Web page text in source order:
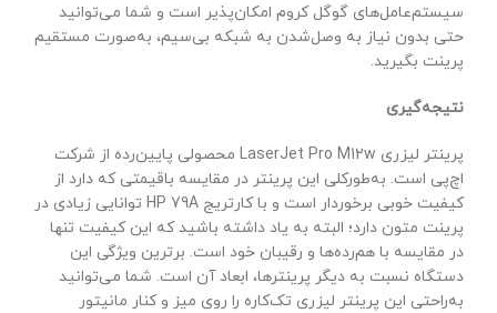
سیستم‌عامل‌های گوگل کروم امکان‌پذیر است و شما می‌توانید
حتی بدون نیاز به وصل‌شدن به شبکه بی‌سیم، به‌صورت مستقیم
پرینت بگیرید.
نتیجه‌گیری
پرینتر لیزری LaserJet Pro M12w محصولی پایین‌رده از شرکت
اچ‌پی است. به‌طورکلی این پرینتر در مقایسه باقیمتی که دارد از
کیفیت خوبی برخوردار است و با کارتریج HP 79A توانایی زیادی در
پرینت متون دارد؛ البته به یاد داشته باشید که این کیفیت تنها
در مقایسه با هم‌رده‌ها و رقیبان خود است. برترین ویژگی این
دستگاه نسبت به دیگر پرینترها، ابعاد آن است. شما می‌توانید
به‌راحتی این پرینتر لیزری تک‌کاره را روی میز و کنار مانیتور